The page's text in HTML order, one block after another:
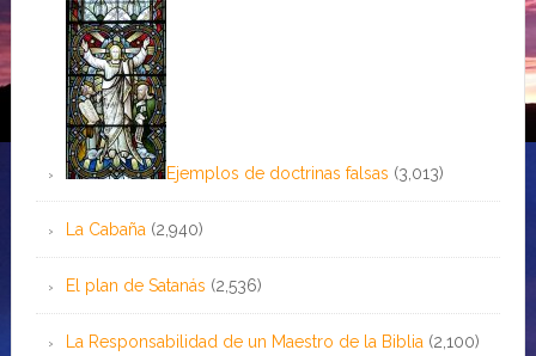
Ejemplos de doctrinas falsas (3,013)
La Cabaña (2,940)
El plan de Satanás (2,536)
La Responsabilidad de un Maestro de la Biblia (2,100)